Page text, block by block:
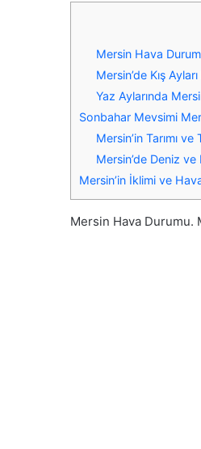
Mersin Hava
Mersin’de Kış Ayları
Yaz Aylarında
Sonbahar Mevsimi
Mersin’in Tarımı
Mersin’de Deniz ve
Mersin’in İklimi ve
Mersin Hava Durumu.